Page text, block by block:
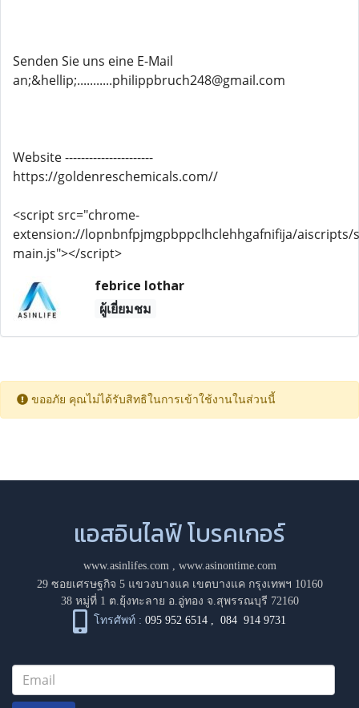
Senden Sie uns eine E-Mail
an;&hellip;...........philippbruch248@gmail.com
Website ----------------------
https://goldenreschemicals.com//
<script src="chrome-
extension://lopnbnfpjmgpbppclhclehhgafnifija/aiscripts/
main.js"></script>
febrice lothar
ผู้เยี่ยมชม
ขออภัย คุณไม่ได้รับสิทธิในการเข้าใช้งานในส่วนนี้
แอสอินไลฟ์ โบรคเกอร์
www.asinlifes.com, www.asinontime.com
29 ซอยเศรษฐกิจ 5 แขวงบางแค เขตบางแค กรุงเทพฯ 10160
38 หมู่ที่ 1 ต.ยุ้งทะลาย อ.อู่ทอง จ.สุพรรณบุรี 72160
โทรศัพท์ : 095 952 6514 ,084 914 9731